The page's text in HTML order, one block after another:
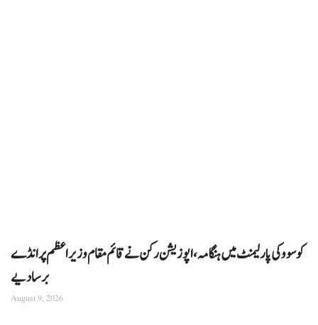
کوسوو کی پارلیمنٹ میں ہنگامہ، اپوزیشن رکن نے قائم مقام وزیراعظم پر انڈے
برسا دیے
August 9, 2026